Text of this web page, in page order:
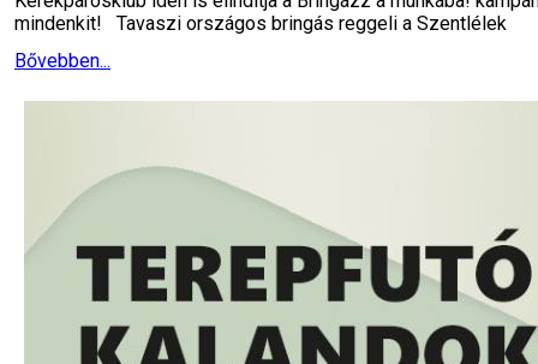
mindenkit! Tavaszi országos bringás reggeli a Szentlélek
Bővebben...